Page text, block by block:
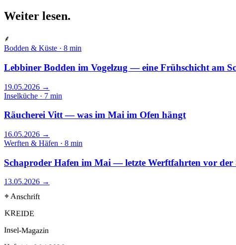
Weiter lesen.
⸙
Bodden & Küste · 8 min
Lebbiner Bodden im Vogelzug — eine Frühschicht am
19.05.2026 →
Inselküche · 7 min
Räucherei Vitt — was im Mai im Ofen hängt
16.05.2026 →
Werften & Häfen · 8 min
Schaproder Hafen im Mai — letzte Werftfahrten vor der
13.05.2026 →
⌖ Anschrift
KREIDE
Insel-Magazin